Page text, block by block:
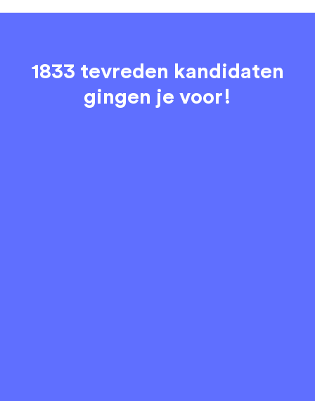
1833 tevreden kandidaten
gingen je voor!